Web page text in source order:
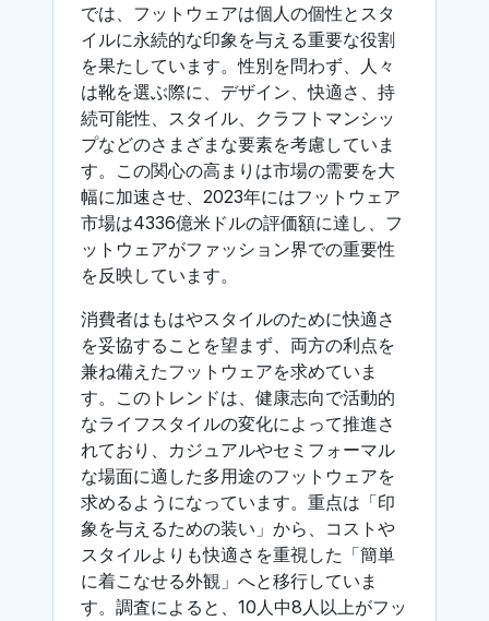
では、フットウェアは個人の個性とスタ
イルに永続的な印象を与える重要な役割
を果たしています。性別を問わず、人々
は靴を選ぶ際に、デザイン、快適さ、持
続可能性、スタイル、クラフトマンシッ
プなどのさまざまな要素を考慮していま
す。この関心の高まりは市場の需要を大
幅に加速させ、2023年にはフットウェア
市場は4336億米ドルの評価額に達し、フ
ットウェアがファッション界での重要性
を反映しています。
消費者はもはやスタイルのために快適さ
を妥協することを望まず、両方の利点を
兼ね備えたフットウェアを求めていま
す。このトレンドは、健康志向で活動的
なライフスタイルの変化によって推進さ
れており、カジュアルやセミフォーマル
な場面に適した多用途のフットウェアを
求めるようになっています。重点は「印
象を与えるための装い」から、コストや
スタイルよりも快適さを重視した「簡単
に着こなせる外観」へと移行していま
す。調査によると、10人中8人以上がフッ